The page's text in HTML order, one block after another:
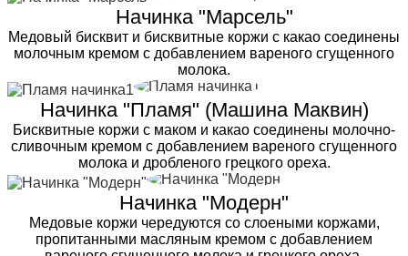
Начинка "Марсель"
Медовый бисквит и бисквитные коржи с какао соединены
молочным кремом с добавлением вареного сгущенного
молока.
Начинка "Пламя" (Машина Маквин)
Бисквитные коржи с маком и какао соединены молочно-
сливочным кремом с добавлением вареного сгущенного
молока и дробленого грецкого ореха.
Начинка "Модерн"
Медовые коржи чередуются со слоеными коржами,
пропитанными масляным кремом с добавлением